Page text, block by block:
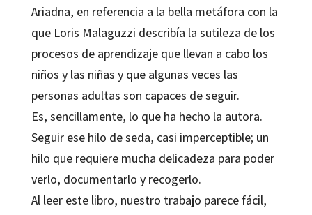
Ariadna, en referencia a la bella metáfora con la
que Loris Malaguzzi describía la sutileza de los
procesos de aprendizaje que llevan a cabo los
niños y las niñas y que algunas veces las
personas adultas son capaces de seguir.
Es, sencillamente, lo que ha hecho la autora.
Seguir ese hilo de seda, casi imperceptible; un
hilo que requiere mucha delicadeza para poder
verlo, documentarlo y recogerlo.
Al leer este libro, nuestro trabajo parece fácil,